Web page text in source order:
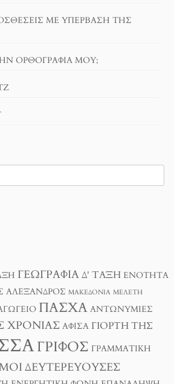
ΜΕ ΥΠΈΡΒΑΣΗ ΤΗΣ
ΟΡΘΟΓΡΑΦΊΑ ΜΟΥ;
ΓΕΩΓΡΑΦΊΑΔ' ΤΆΞΗ ΕΝΌΤΗΤΑ
ΑΛΈΞΑΝΔΡΟΣ ΜΑΚΕΔΟΝΊΑ ΜΕΛΈΤΗ
ΠΆΣΧΑ ΑΝΤΩΝΥΜΊΕΣ
ΧΡΟΝΙΆΣ ΑΦΊΣΑ ΓΙΟΡΤΉ ΤΗΣ
ΓΡΊΦΟΣ ΓΡΑΜΜΑΤΙΚΉ
ΔΕΥΤΕΡΕΎΟΥΣΕΣ